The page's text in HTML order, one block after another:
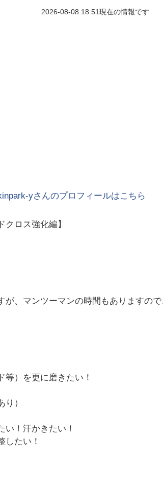
2026-08-08 18:51現在の情報です
yさんのプロフィールはこちら
クロス強化編】
が、マンツーマンの時間もあります
等）を更に磨きたい！
）
い！汗かきたい！
したい！